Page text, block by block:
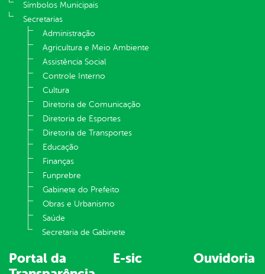
Símbolos Municipais
Secretarias
Administração
Agricultura e Meio Ambiente
Assistência Social
Controle Interno
Cultura
Diretoria de Comunicação
Diretoria de Esportes
Diretoria de Transportes
Educação
Finanças
Funprebre
Gabinete do Prefeito
Obras e Urbanismo
Saúde
Secretaria de Gabinete
Portal da
E-sic Ouvidoria